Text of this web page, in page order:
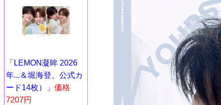
「LEMON凝眸 2026
年...＆堀海登、公式カ
ード14枚）」 価格
7207円